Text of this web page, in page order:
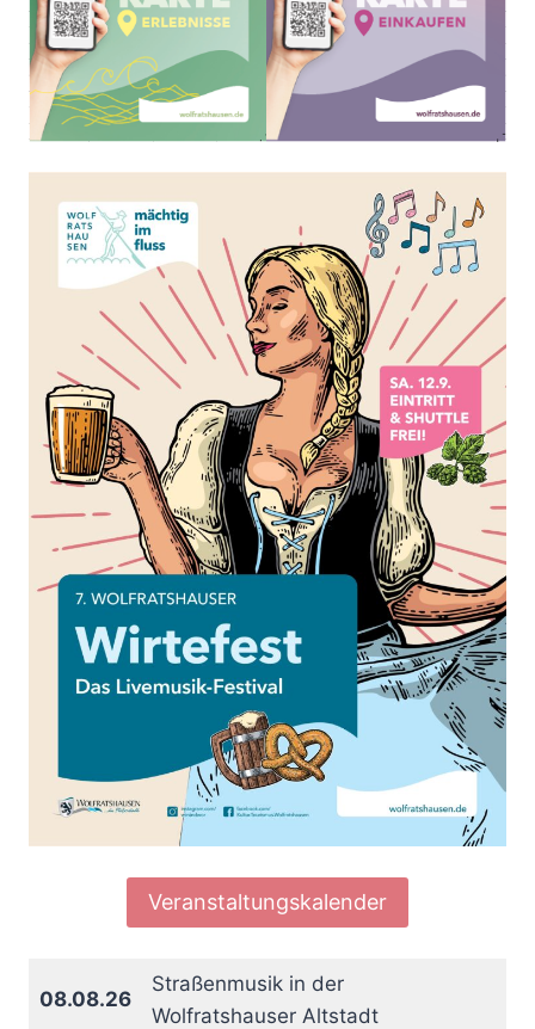
Veranstaltungskalender
08.08.26
Straßenmusik in der
Wolfratshauser Altstadt